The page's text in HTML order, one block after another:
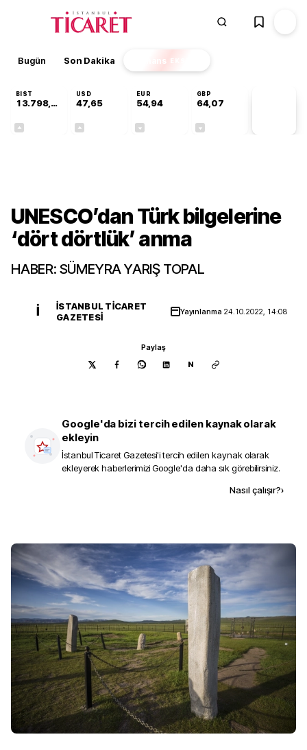
Bugün Son Dakika Finans EKSTRA
BIST
13.798,82
USD
47,65
EUR
54,94
GBP
64,07
UNESCO’dan Türk bilgelerine
‘dört dörtlük’ anma
HABER: SÜMEYRA YARIŞ TOPAL
İ
İSTANBUL TICARET
GAZETESI
Yayınlanma 24.10.2022, 14:08
Paylaş
N
Google'da bizi tercih edilen kaynak olarak
ekleyin
İstanbul Ticaret Gazetesi'i tercih edilen kaynak olarak
ekleyerek haberlerimizi Google'da daha sık görebilirsiniz.
Nasıl çalışır?›